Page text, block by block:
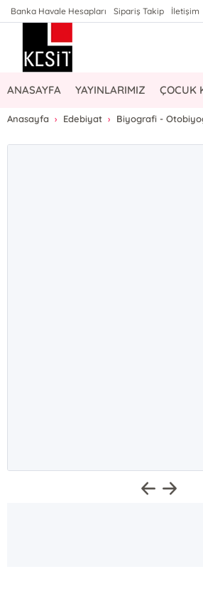
Banka Havale Hesapları Sipariş Takip İletişim
ANASAYFA YAYINLARIMIZ ÇOCUK
Anasayfa Edebiyat Biyografi -